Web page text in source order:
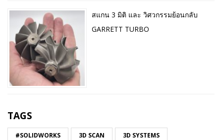
สแกน 3 มิติ และ วิศวกรรมย้อนกลับ
GARRETT TURBO
TAGS
#SOLIDWORKS 3D SCAN 3D SYSTEMS